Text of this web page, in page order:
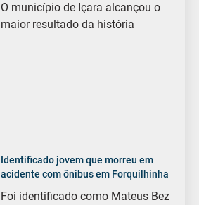
O município de Içara alcançou o
maior resultado da história
Identificado jovem que morreu em
acidente com ônibus em Forquilhinha
Foi identificado como Mateus Bez